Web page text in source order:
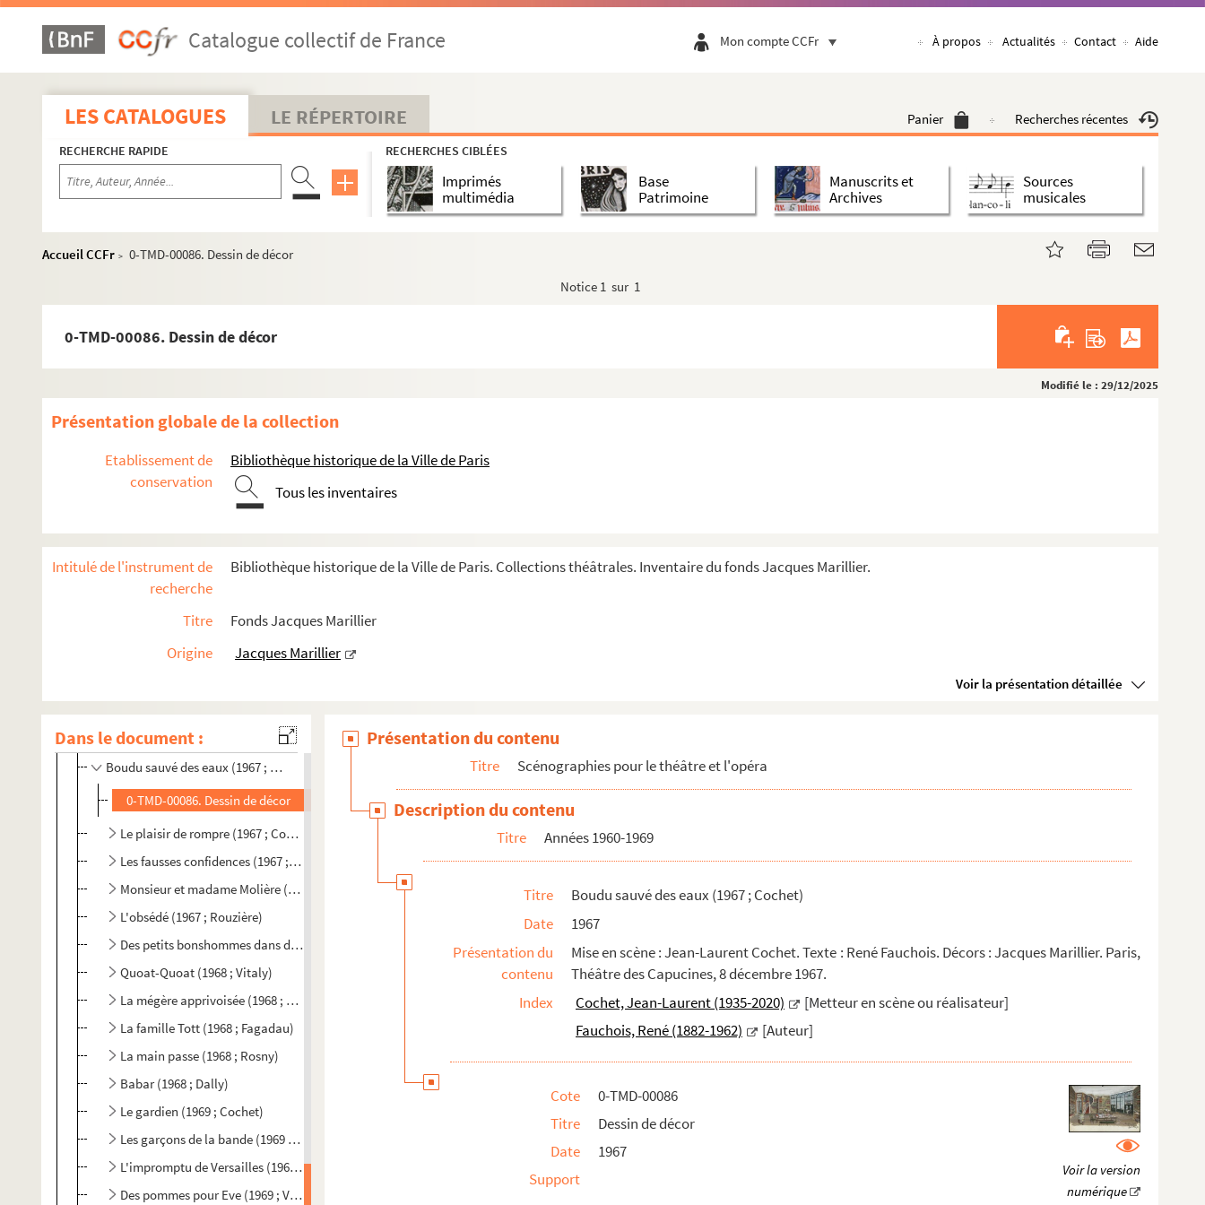
Catalogue collectif de France Mon compte CCFr À propos Actualités Contact Aide
LES CATALOGUES LE RÉPERTOIRE Panier Recherches récentes
RECHERCHE RAPIDE RECHERCHES CIBLÉES
Imprimés
multimédia
Base
Patrimoine
Manuscrits et
Archives
Sources
musicales
Accueil CCFr > 0-TMD-00086. Dessin de décor
Notice 1 sur 1
0-TMD-00086. Dessin de décor
Modifié le : 29/12/2025
Présentation globale de la collection
Etablissement de
conservation
Bibliothèque historique de la Ville de Paris
Tous les inventaires
Intitulé de l'instrument de
recherche
Bibliothèque historique de la Ville de Paris. Collections théâtrales. Inventaire du fonds Jacques Marillier.
Titre
Fonds Jacques Marillier
Origine
Jacques Marillier
Voir la présentation détaillée
Dans le document :
Othello (1963 ; Tassencourt)
Horace (1963 ; Tassencourt)
Roméo et Juliette (1964 ; Tassencourt)
Britannicus (1964 ; Tassencourt)
Macbeth (1964 ; Chabrol)
Yerma (1964 ; Jenny)
La Thébaïde (1965 ; Maulnier)
Le médecin malgré lui (1965 ; Tassencourt)
L'oeuf à la coque (1966 ; Guérin)
Dîner de gala pour le 30e anniversaire... (1966)
Don Juan aux enfers (1966 ; Rouzière)
Rencontres du Palais-Royal (1966-1967)
A la nuit, la nuit (1967 ; Cochet)
Chaud et froid (1967 ; Franck)
Quarante carats (1967 ; Charon)
Boudu sauvé des eaux (1967 ; Cochet)
0-TMD-00086. Dessin de décor
Le plaisir de rompre (1967 ; Cochet)
Les fausses confidences (1967 ; Cochet)
Monsieur et madame Molière (1967 ; Tassencourt)
L'obsédé (1967 ; Rouzière)
Des petits bonshommes dans du papier journal (1967 ; Jenny)
Quoat-Quoat (1968 ; Vitaly)
La mégère apprivoisée (1968 ; Noël)
La famille Tott (1968 ; Fagadau)
La main passe (1968 ; Rosny)
Babar (1968 ; Dally)
Le gardien (1969 ; Cochet)
Les garçons de la bande (1969 ; Cochet)
L'impromptu de Versailles (1969 ; Tassencourt)
Des pommes pour Eve (1969 ; Vitaly)
Présentation du contenu
Titre Scénographies pour le théâtre et l'opéra
Description du contenu
Titre Années 1960-1969
Titre
Boudu sauvé des eaux (1967 ; Cochet)
Date
1967
Présentation du
contenu
Mise en scène : Jean-Laurent Cochet. Texte : René Fauchois. Décors : Jacques Marillier. Paris,
Théâtre des Capucines, 8 décembre 1967.
Index
Cochet, Jean-Laurent (1935-2020)
[Metteur en scène ou réalisateur]
Fauchois, René (1882-1962)
[Auteur]
Cote
0-TMD-00086
Titre
Dessin de décor
Date
1967
Support